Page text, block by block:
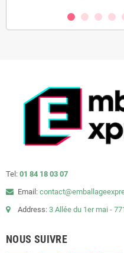
Tel: 01 84 18 03 07
Email:
Address: 3 Allée du 1er mai -
NOUS SUIVRE